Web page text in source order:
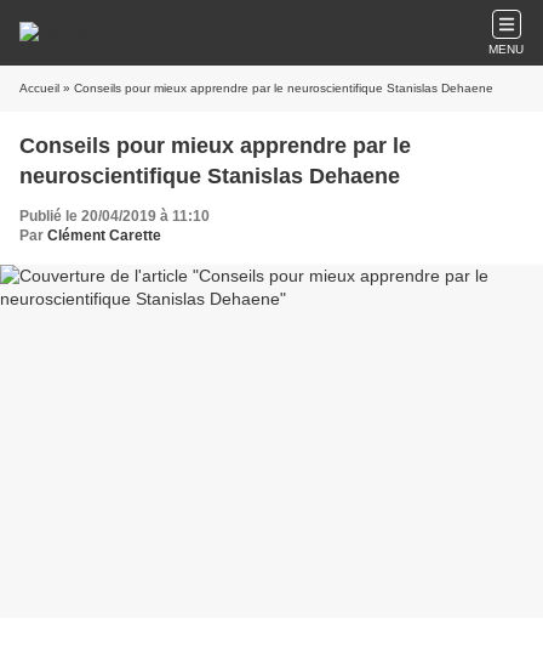
MENU
Accueil » Conseils pour mieux apprendre par le neuroscientifique Stanislas Dehaene
Conseils pour mieux apprendre par le
neuroscientifique Stanislas Dehaene
Publié le 20/04/2019 à 11:10
Par Clément Carette